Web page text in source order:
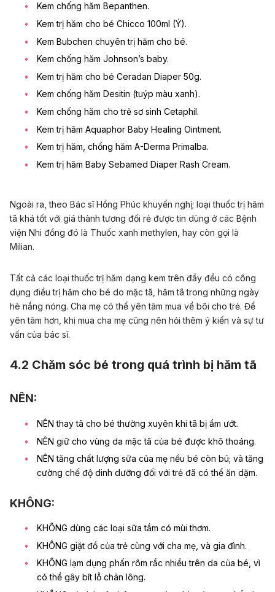
Kem chống hăm Bepanthen.
Kem trị hăm cho bé Chicco 100ml (Ý).
Kem Bubchen chuyên trị hăm cho bé.
Kem chống hăm Johnson’s baby.
Kem trị hăm cho bé Ceradan Diaper 50g.
Kem chống hăm Desitin (tuýp màu xanh).
Kem chống hăm cho trẻ sơ sinh Cetaphil.
Kem trị hăm Aquaphor Baby Healing Ointment.
Kem trị hăm, chống hăm A-Derma Primalba.
Kem trị hăm Baby Sebamed Diaper Rash Cream.
Ngoài ra, theo Bác sĩ Hồng Phúc khuyến nghị; loại thuốc trị hăm
tã khá tốt với giá thành tương đối rẻ được tin dùng ở các Bệnh
viện Nhi đồng đó là Thuốc xanh methylen, hay còn gọi là
Milian.
Tất cả các loại thuốc trị hăm dạng kem trên đầy đều có công
dụng điều trị hăm cho bé do mặc tã, hăm tã trong những ngày
hè nắng nóng. Cha mẹ có thể yên tâm mua về bôi cho trẻ. Để
yên tâm hơn, khi mua cha mẹ cũng nên hỏi thêm ý kiến và sự tư
vấn của bác sĩ.
4.2 Chăm sóc bé trong quá trình bị hăm tã
NÊN:
NÊN thay tã cho bé thường xuyên khi tã bị ẩm ướt.
NÊN giữ cho vùng da mặc tã của bé được khô thoáng.
NÊN tăng chất lượng sữa của mẹ nếu bé còn bú; và tăng
cường chế độ dinh dưỡng đối với trẻ đã có thể ăn dặm.
KHÔNG:
KHÔNG dùng các loại sữa tắm có mùi thơm.
KHÔNG giặt đồ của trẻ cùng với cha mẹ, và gia đình.
KHÔNG lạm dụng phấn rôm rắc nhiều trên da của bé, vì
có thể gây bít lỗ chân lông.